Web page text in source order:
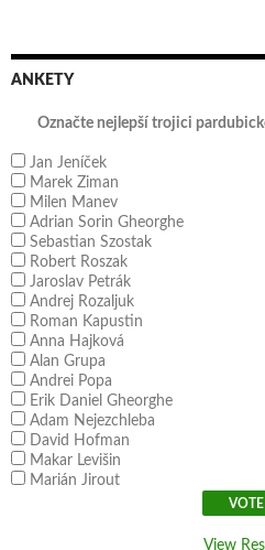
ANKETY
Označte nejlepší trojici
Jan Jeníček
Marek Ziman
Milen Manev
Adrian Sorin Gheorghe
Sebastian Szostak
Robert Roszak
Jaroslav Petrák
Andrej Rozaljuk
Roman Kapustin
Anna Hajková
Alan Grupa
Andrei Popa
Erik Daniel Gheorghe
Adam Nejezchleba
David Hofman
Makar Levišin
Marián Jirout
View